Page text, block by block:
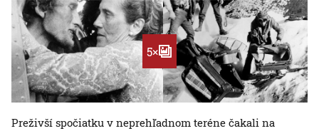
5×
Preživší spočiatku v neprehľadnom teréne čakali na